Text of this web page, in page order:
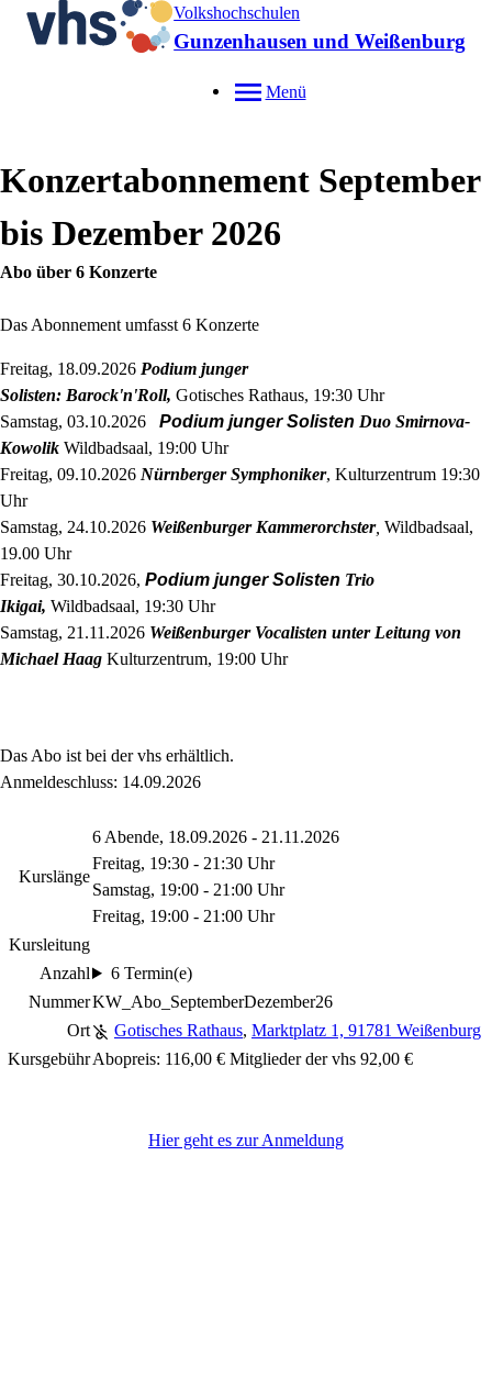
Volkshochschulen
Gunzenhausen und Weißenburg
Menü
Konzertabonnement September
bis Dezember 2026
Abo über 6 Konzerte
Das Abonnement umfasst 6 Konzerte
Freitag, 18.09.2026 Podium junger
Solisten: Barock'n'Roll, Gotisches Rathaus, 19:30 Uhr
Samstag, 03.10.2026 Podium junger Solisten Duo Smirnova-
Kowolik Wildbadsaal, 19:00 Uhr
Freitag, 09.10.2026 Nürnberger Symphoniker, Kulturzentrum 19:30
Uhr
Samstag, 24.10.2026 Weißenburger Kammerorchster, Wildbadsaal,
19.00 Uhr
Freitag, 30.10.2026, Podium junger Solisten Trio
Ikigai, Wildbadsaal, 19:30 Uhr
Samstag, 21.11.2026 Weißenburger Vocalisten unter Leitung von
Michael Haag Kulturzentrum, 19:00 Uhr
Das Abo ist bei der vhs erhältlich.
Anmeldeschluss: 14.09.2026
Kurslänge
6 Abende, 18.09.2026 - 21.11.2026
Freitag, 19:30 - 21:30 Uhr
Samstag, 19:00 - 21:00 Uhr
Freitag, 19:00 - 21:00 Uhr
Kursleitung
Anzahl
6 Termin(e)
NummerKW_Abo_SeptemberDezember26
Ort
Gotisches Rathaus, Marktplatz 1, 91781 Weißenburg
KursgebührAbopreis: 116,00 € Mitglieder der vhs 92,00 €
Hier geht es zur Anmeldung